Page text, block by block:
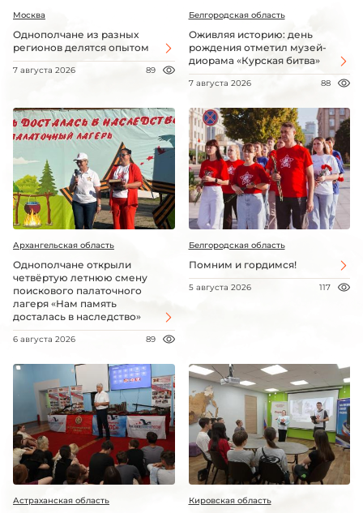
Москва
Однополчане из разных
регионов делятся опытом
7 августа 2026 89
Белгородская область
Оживляя историю: день
рождения отметил музей-
диорама «Курская битва»
7 августа 2026 88
Архангельская область
Однополчане открыли
четвёртую летнюю смену
поискового палаточного
лагеря «Нам память
досталась в наследство»
6 августа 2026 89
Белгородская область
Помним и гордимся!
5 августа 2026 117
Астраханская область Кировская область